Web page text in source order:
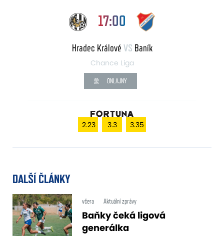
17:00
Hradec Králové VS Baník
Chance Liga
ONLAJNY
2.23 3.3 3.35
DALŠÍ ČLÁNKY
včera Aktuální zprávy
Baňky čeká ligová
generálka